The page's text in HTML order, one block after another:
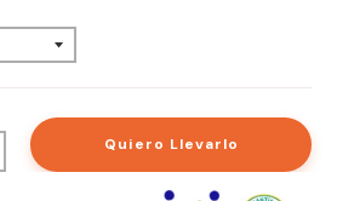
Quiero Llevarlo